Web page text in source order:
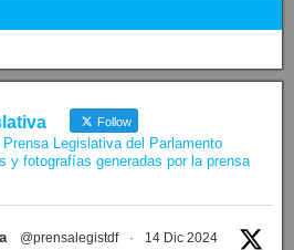
Follow
Legislativa del Parlamento
y fotografías generadas por la prensa
@prensalegistdf · 14 Dic 2024